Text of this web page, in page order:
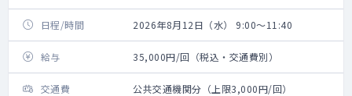
日程/時間 2026年8月12日（水） 9:00～11:40
給与 35,000円/回（税込・交通費別）
交通費 公共交通機関分（上限3,000円/回）